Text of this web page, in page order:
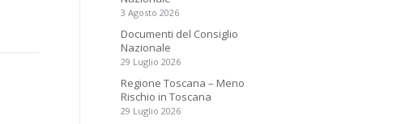
3 Agosto 2026
Documenti del Consiglio
Nazionale
29 Luglio 2026
Regione Toscana – Meno
Rischio in Toscana
29 Luglio 2026